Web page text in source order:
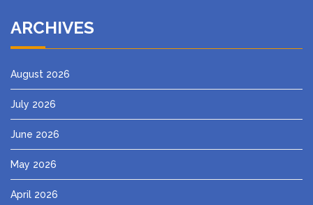
ARCHIVES
August 2026
July 2026
June 2026
May 2026
April 2026